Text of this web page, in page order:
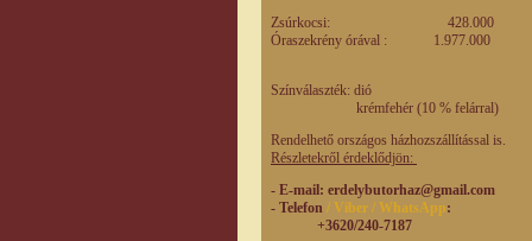
Zsúrkocsi:
Óraszekrény órával :
Színválaszték: dió
krémfehér (10 % felárral)
Rendelhető országos házhozszállítással is.
Részletekről érdeklődjön:
- E-mail: erdelybutorhaz@gmail.com
- Telefon / Viber / WhatsApp:
+3620/240-7187